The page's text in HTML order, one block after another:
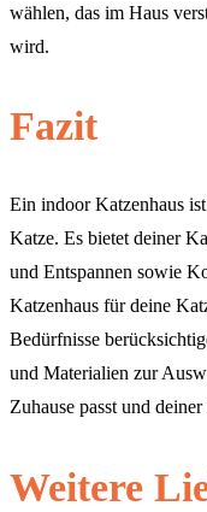
wählen, das im Haus
wird.
Fazit
Ein indoor Katzenhaus
Katze. Es bietet deiner
und Entspannen sowie
Katzenhaus für deine
Bedürfnisse
und Materialien zur
Zuhause passt und
Weitere